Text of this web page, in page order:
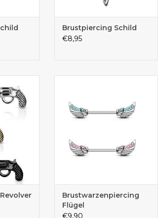
Brustpiercing Schild
€8,95
Brustwarzenpiercing
Flügel
€9,90